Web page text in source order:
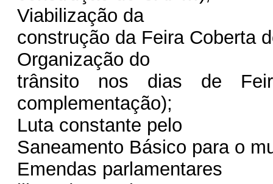
Viabilização da
construção da Feira Coberta
Organização do
trânsito nos dias de
complementação);
Luta constante pelo
Saneamento Básico para o
Emendas parlamentares